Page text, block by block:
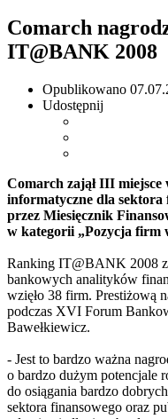
Comarch
IT@BANK 2008
Opublikowano
Udostępnij
Comarch zajął III
informatyczne dla sektora
przez Miesięcznik
w kategorii „Pozycja firm
Ranking IT@BANK 2008
bankowych analityków
wzięło 38 firm. Prestiżową
podczas XVI Forum
Bawełkiewicz.
- Jest to bardzo ważna
o bardzo dużym potencjale
do osiągania bardzo
sektora finansowego oraz